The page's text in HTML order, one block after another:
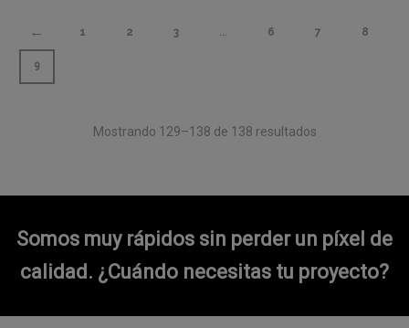
← 1 2 3 … 6 7 8
9
Mostrando 129–138 de 138 resultados
Somos muy rápidos sin perder un píxel de
calidad. ¿Cuándo necesitas tu proyecto?